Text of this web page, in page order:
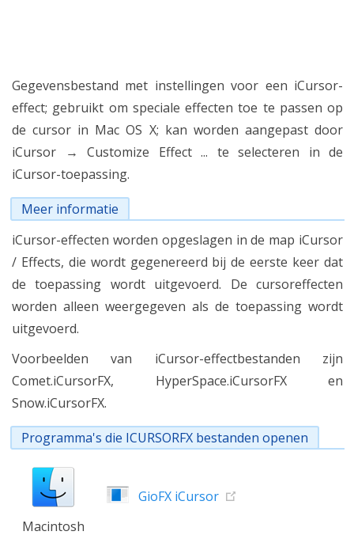
Gegevensbestand met instellingen voor een iCursor-
effect; gebruikt om speciale effecten toe te passen op
de cursor in Mac OS X; kan worden aangepast door
iCursor → Customize Effect ... te selecteren in de
iCursor-toepassing.
Meer informatie
iCursor-effecten worden opgeslagen in de map iCursor
/ Effects, die wordt gegenereerd bij de eerste keer dat
de toepassing wordt uitgevoerd. De cursoreffecten
worden alleen weergegeven als de toepassing wordt
uitgevoerd.
Voorbeelden van iCursor-effectbestanden zijn
Comet.iCursorFX, HyperSpace.iCursorFX en
Snow.iCursorFX.
Programma's die ICURSORFX bestanden openen
Macintosh
GioFX iCursor